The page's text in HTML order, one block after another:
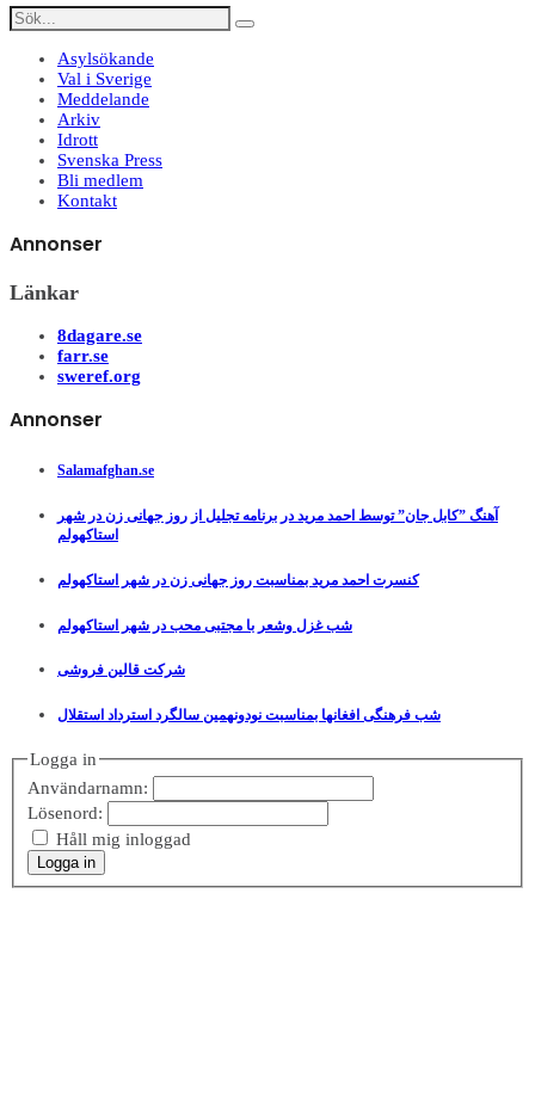
Asylsökande
Val i Sverige
Meddelande
Arkiv
Idrott
Svenska Press
Bli medlem
Kontakt
Annonser
Länkar
8dagare.se
farr.se
sweref.org
Annonser
Salamafghan.se
آهنگ ”کابل جان” توسط احمد مرید در برنامه تجلیل از روز جهانی زن در شهر
استاکهولم
کنسرت احمد مرید بمناسبت روز جهانی زن در شهر استاکهولم
شب غزل وشعر با مجتبی محب در شهر استاکهولم
شرکت قالین فروشی
شب فرهنگی افغانها بمناسبت نودونهمین سالگرد استرداد استقلال
Logga in
Användarnamn:
Lösenord:
Håll mig inloggad
Logga in